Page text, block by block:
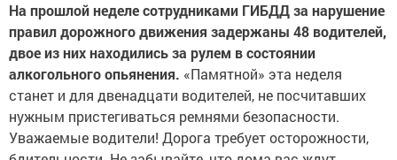
На прошлой неделе сотрудниками ГИБДД за нарушение
правил дорожного движения задержаны 48 водителей,
двое из них находились за рулем в состоянии
алкогольного опьянения. «Памятной» эта неделя
станет и для двенадцати водителей, не посчитавших
нужным пристегиваться ремнями безопасности.
Уважаемые водители! Дорога требует осторожности,